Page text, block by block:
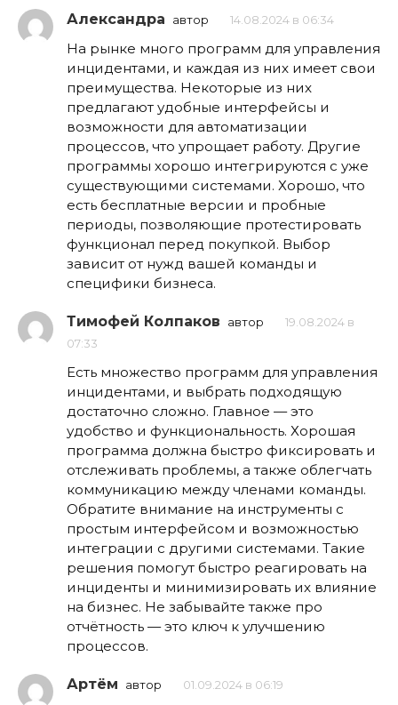
Александра автор 14.08.2024 в 06:34
На рынке много программ для управления
инцидентами, и каждая из них имеет свои
преимущества. Некоторые из них
предлагают удобные интерфейсы и
возможности для автоматизации
процессов, что упрощает работу. Другие
программы хорошо интегрируются с уже
существующими системами. Хорошо, что
есть бесплатные версии и пробные
периоды, позволяющие протестировать
функционал перед покупкой. Выбор
зависит от нужд вашей команды и
специфики бизнеса.
Тимофей Колпаков автор
19.08.2024 в
07:33
Есть множество программ для управления
инцидентами, и выбрать подходящую
достаточно сложно. Главное — это
удобство и функциональность. Хорошая
программа должна быстро фиксировать и
отслеживать проблемы, а также облегчать
коммуникацию между членами команды.
Обратите внимание на инструменты с
простым интерфейсом и возможностью
интеграции с другими системами. Такие
решения помогут быстро реагировать на
инциденты и минимизировать их влияние
на бизнес. Не забывайте также про
отчётность — это ключ к улучшению
процессов.
Артём автор 01.09.2024 в 06:19